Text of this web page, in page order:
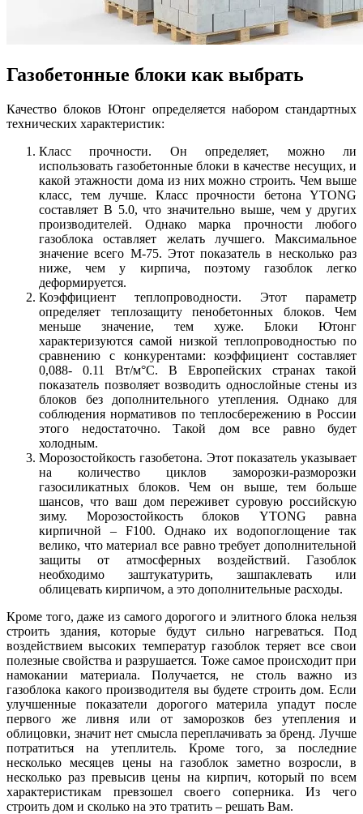
Газобетонные блоки как выбрать
Качество блоков Ютонг определяется набором стандартных
технических характеристик:
Класс прочности. Он определяет, можно ли
использовать газобетонные блоки в качестве несущих, и
какой этажности дома из них можно строить. Чем выше
класс, тем лучше. Класс прочности бетона YTONG
составляет В 5.0, что значительно выше, чем у других
производителей. Однако марка прочности любого
газоблока оставляет желать лучшего. Максимальное
значение всего М-75. Этот показатель в несколько раз
ниже, чем у кирпича, поэтому газоблок легко
деформируется.
Коэффициент теплопроводности. Этот параметр
определяет теплозащиту пенобетонных блоков. Чем
меньше значение, тем хуже. Блоки Ютонг
характеризуются самой низкой теплопроводностью по
сравнению с конкурентами: коэффициент составляет
0,088- 0.11 Вт/м°C. В Европейских странах такой
показатель позволяет возводить однослойные стены из
блоков без дополнительного утепления. Однако для
соблюдения нормативов по теплосбережению в России
этого недостаточно. Такой дом все равно будет
холодным.
Морозостойкость газобетона. Этот показатель указывает
на количество циклов заморозки-разморозки
газосиликатных блоков. Чем он выше, тем больше
шансов, что ваш дом переживет суровую российскую
зиму. Морозостойкость блоков YTONG равна
кирпичной – F100. Однако их водопоглощение так
велико, что материал все равно требует дополнительной
защиты от атмосферных воздействий. Газоблок
необходимо заштукатурить, зашпаклевать или
облицевать кирпичом, а это дополнительные расходы.
Кроме того, даже из самого дорогого и элитного блока нельзя
строить здания, которые будут сильно нагреваться. Под
воздействием высоких температур газоблок теряет все свои
полезные свойства и разрушается. Тоже самое происходит при
намокании материала. Получается, не столь важно из
газоблока какого производителя вы будете строить дом. Если
улучшенные показатели дорогого материла упадут после
первого же ливня или от заморозков без утепления и
облицовки, значит нет смысла переплачивать за бренд. Лучше
потратиться на утеплитель. Кроме того, за последние
несколько месяцев цены на газоблок заметно возросли, в
несколько раз превысив цены на кирпич, который по всем
характеристикам превзошел своего соперника. Из чего
строить дом и сколько на это тратить – решать Вам.